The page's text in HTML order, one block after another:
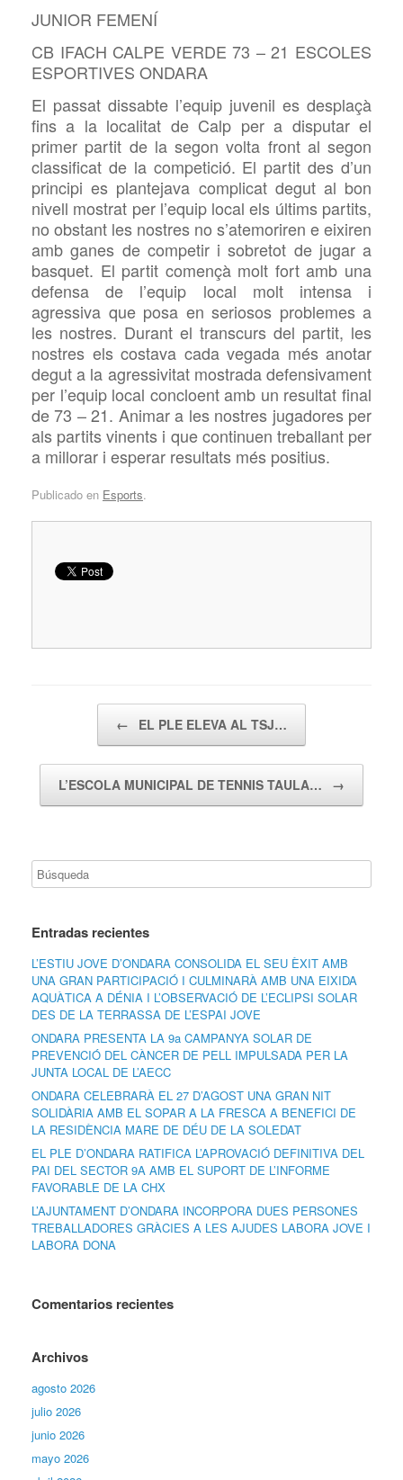
JUNIOR FEMENÍ
CB IFACH CALPE VERDE 73 – 21 ESCOLES
ESPORTIVES ONDARA
El passat dissabte l’equip juvenil es desplaçà
fins a la localitat de Calp per a disputar el
primer partit de la segon volta front al segon
classificat de la competició. El partit des d’un
principi es plantejava complicat degut al bon
nivell mostrat per l’equip local els últims partits,
no obstant les nostres no s’atemoriren e eixiren
amb ganes de competir i sobretot de jugar a
basquet. El partit començà molt fort amb una
defensa de l’equip local molt intensa i
agressiva que posa en seriosos problemes a
les nostres. Durant el transcurs del partit, les
nostres els costava cada vegada més anotar
degut a la agressivitat mostrada defensivament
per l’equip local concloent amb un resultat final
de 73 – 21. Animar a les nostres jugadores per
als partits vinents i que continuen treballant per
a millorar i esperar resultats més positius.
Publicado en Esports.
← EL PLE ELEVA AL TSJ…
L’ESCOLA MUNICIPAL DE TENNIS TAULA… →
Entradas recientes
L’ESTIU JOVE D’ONDARA CONSOLIDA EL SEU ÈXIT AMB
UNA GRAN PARTICIPACIÓ I CULMINARÀ AMB UNA EIXIDA
AQUÀTICA A DÉNIA I L’OBSERVACIÓ DE L’ECLIPSI SOLAR
DES DE LA TERRASSA DE L’ESPAI JOVE
ONDARA PRESENTA LA 9a CAMPANYA SOLAR DE
PREVENCIÓ DEL CÀNCER DE PELL IMPULSADA PER LA
JUNTA LOCAL DE L’AECC
ONDARA CELEBRARÀ EL 27 D’AGOST UNA GRAN NIT
SOLIDÀRIA AMB EL SOPAR A LA FRESCA A BENEFICI DE
LA RESIDÈNCIA MARE DE DÉU DE LA SOLEDAT
EL PLE D’ONDARA RATIFICA L’APROVACIÓ DEFINITIVA DEL
PAI DEL SECTOR 9A AMB EL SUPORT DE L’INFORME
FAVORABLE DE LA CHX
L’AJUNTAMENT D’ONDARA INCORPORA DUES PERSONES
TREBALLADORES GRÀCIES A LES AJUDES LABORA JOVE I
LABORA DONA
Comentarios recientes
Archivos
agosto 2026
julio 2026
junio 2026
mayo 2026